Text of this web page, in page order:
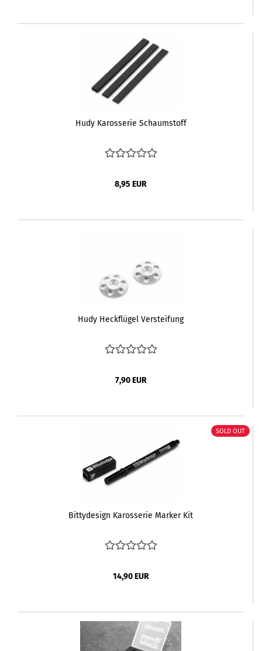
Hudy Karosserie Schaumstoff
8,95 EUR
Hudy Heckflügel Versteifung
7,90 EUR
SOLD OUT
Bittydesign Karosserie Marker Kit
14,90 EUR